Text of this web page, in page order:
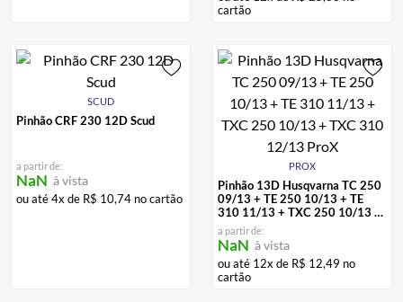
cartão
SCUD
Pinhão CRF 230 12D Scud
a partir de:
NaN à vista
ou até4x de R$ 10,74 no cartão
PROX
Pinhão 13D Husqvarna TC 250
09/13 + TE 250 10/13 + TE
310 11/13 + TXC 250 10/13 +
TXC 310 12/13 ProX
a partir de:
NaN à vista
ou até 12x de R$ 12,49 no
cartão